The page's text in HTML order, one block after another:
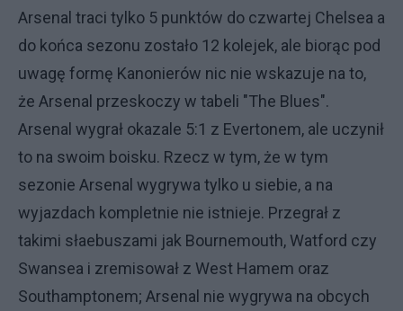
Arsenal traci tylko 5 punktów do czwartej Chelsea a
do końca sezonu zostało 12 kolejek, ale biorąc pod
uwagę formę Kanonierów nic nie wskazuje na to,
że Arsenal przeskoczy w tabeli "The Blues".
Arsenal wygrał okazale 5:1 z Evertonem, ale uczynił
to na swoim boisku. Rzecz w tym, że w tym
sezonie Arsenal wygrywa tylko u siebie, a na
wyjazdach kompletnie nie istnieje. Przegrał z
takimi słaebuszami jak Bournemouth, Watford czy
Swansea i zremisował z West Hamem oraz
Southamptonem; Arsenal nie wygrywa na obcych